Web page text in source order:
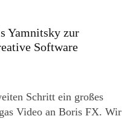
Yamnitsky zur
Software
Schritt ein großes
Video an Boris FX. Wir